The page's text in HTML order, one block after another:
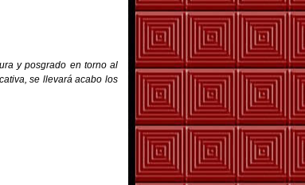
y posgrado en torno al
se llevará acabo los